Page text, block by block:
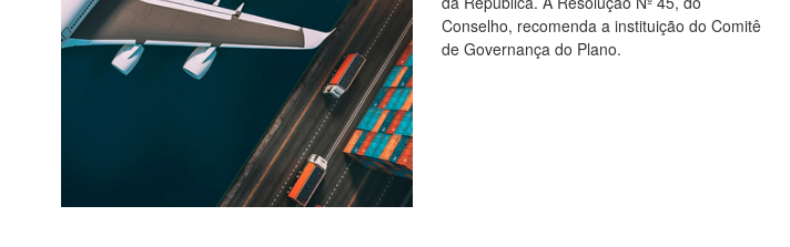
Conselho, recomenda a instituição do Comitê
de Governança do Plano.